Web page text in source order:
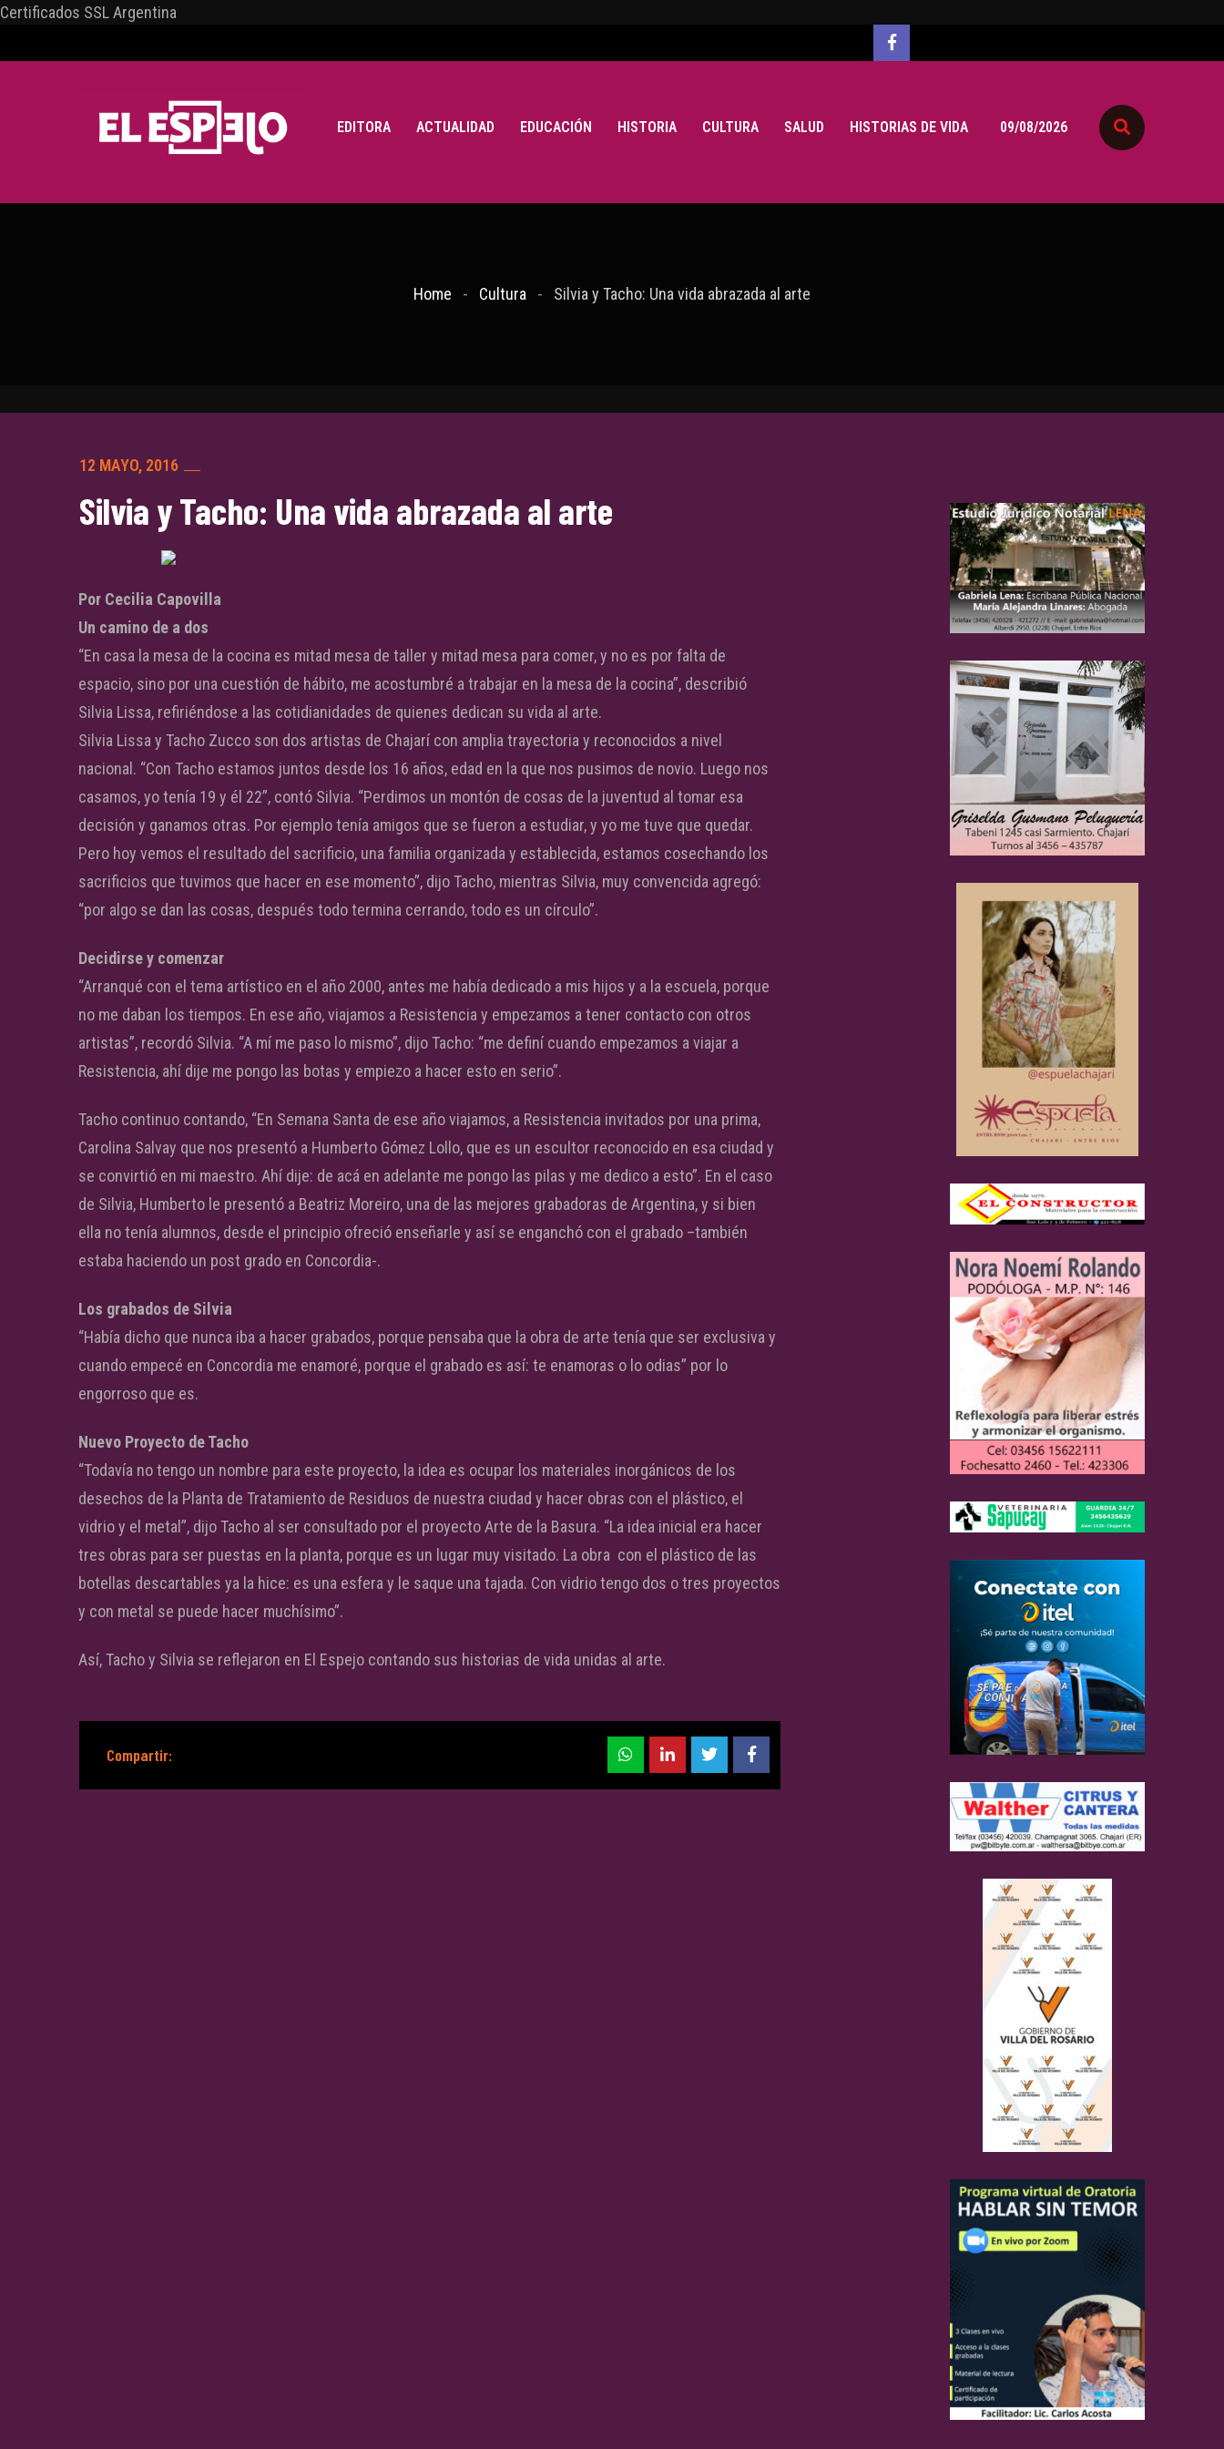
Certificados SSL Argentina
EDITORA ACTUALIDAD EDUCACIÓN HISTORIA CULTURA SALUD HISTORIAS DE VIDA 09/08/2026
Home Cultura Silvia y Tacho: Una vida abrazada al arte
12 MAYO, 2016
Silvia y Tacho: Una vida abrazada al arte
Por Cecilia Capovilla
Un camino de a dos
“En casa la mesa de la cocina es mitad mesa de taller y mitad mesa para comer, y no es por falta de
espacio, sino por una cuestión de hábito, me acostumbré a trabajar en la mesa de la cocina”, describió
Silvia Lissa, refiriéndose a las cotidianidades de quienes dedican su vida al arte.
Silvia Lissa y Tacho Zucco son dos artistas de Chajarí con amplia trayectoria y reconocidos a nivel
nacional. “Con Tacho estamos juntos desde los 16 años, edad en la que nos pusimos de novio. Luego nos
casamos, yo tenía 19 y él 22”, contó Silvia. “Perdimos un montón de cosas de la juventud al tomar esa
decisión y ganamos otras. Por ejemplo tenía amigos que se fueron a estudiar, y yo me tuve que quedar.
Pero hoy vemos el resultado del sacrificio, una familia organizada y establecida, estamos cosechando los
sacrificios que tuvimos que hacer en ese momento”, dijo Tacho, mientras Silvia, muy convencida agregó:
“por algo se dan las cosas, después todo termina cerrando, todo es un círculo”.
Decidirse y comenzar
“Arranqué con el tema artístico en el año 2000, antes me había dedicado a mis hijos y a la escuela, porque
no me daban los tiempos. En ese año, viajamos a Resistencia y empezamos a tener contacto con otros
artistas”, recordó Silvia. “A mí me paso lo mismo”, dijo Tacho: “me definí cuando empezamos a viajar a
Resistencia, ahí dije me pongo las botas y empiezo a hacer esto en serio”.
Tacho continuo contando, “En Semana Santa de ese año viajamos, a Resistencia invitados por una prima,
Carolina Salvay que nos presentó a Humberto Gómez Lollo, que es un escultor reconocido en esa ciudad y
se convirtió en mi maestro. Ahí dije: de acá en adelante me pongo las pilas y me dedico a esto”. En el caso
de Silvia, Humberto le presentó a Beatriz Moreiro, una de las mejores grabadoras de Argentina, y si bien
ella no tenía alumnos, desde el principio ofreció enseñarle y así se enganchó con el grabado –también
estaba haciendo un post grado en Concordia-.
Los grabados de Silvia
“Había dicho que nunca iba a hacer grabados, porque pensaba que la obra de arte tenía que ser exclusiva y
cuando empecé en Concordia me enamoré, porque el grabado es así: te enamoras o lo odias” por lo
engorroso que es.
Nuevo Proyecto de Tacho
“Todavía no tengo un nombre para este proyecto, la idea es ocupar los materiales inorgánicos de los
desechos de la Planta de Tratamiento de Residuos de nuestra ciudad y hacer obras con el plástico, el
vidrio y el metal”, dijo Tacho al ser consultado por el proyecto Arte de la Basura. “La idea inicial era hacer
tres obras para ser puestas en la planta, porque es un lugar muy visitado. La obra con el plástico de las
botellas descartables ya la hice: es una esfera y le saque una tajada. Con vidrio tengo dos o tres proyectos
y con metal se puede hacer muchísimo”.
Así, Tacho y Silvia se reflejaron en El Espejo contando sus historias de vida unidas al arte.
Compartir: